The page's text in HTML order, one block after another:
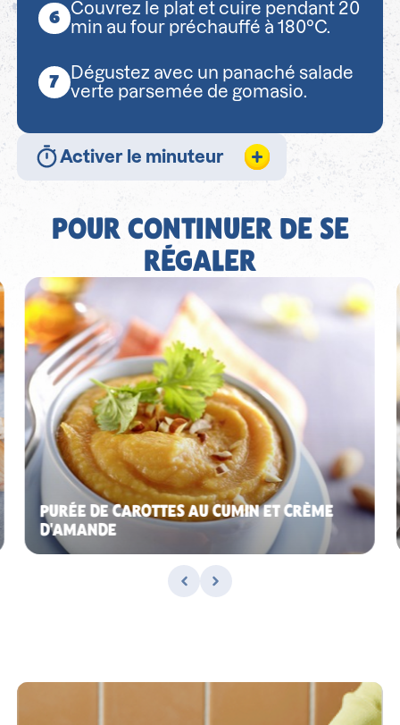
Couvrez le plat et cuire pendant 20
min au four préchauffé à 180°C.
Dégustez avec un panaché salade
verte parsemée de gomasio.
Activer le minuteur
POUR CONTINUER DE SE
RÉGALER
PURÉE DE CAROTTES AU CUMIN ET CRÈME
D'AMANDE